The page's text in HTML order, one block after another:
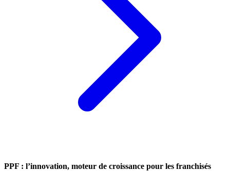
PPF : l’innovation, moteur de croissance pour les franchisés